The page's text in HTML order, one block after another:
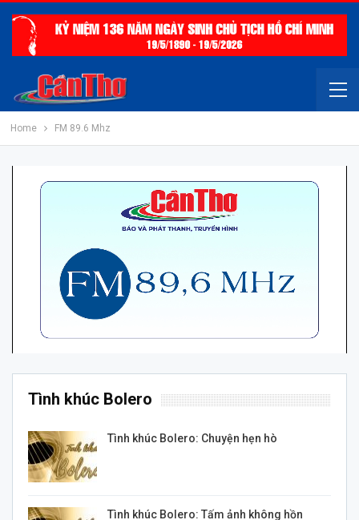
Home FM 89.6 Mhz
Tình khúc Bolero
Tình khúc Bolero: Chuyện hẹn hò
Tình khúc Bolero: Tấm ảnh không hồn